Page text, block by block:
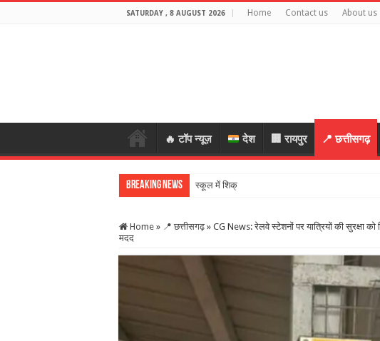
SATURDAY , 8 AUGUST 2026 Home Contact us About us
🔥 टॉप न्यूज़ देश 🏢 रायपुर 📍 छत्तीसगढ़
Breaking News स्कूल में शिक्षकों की शराब पार्टी का
Home » 📍 छत्तीसगढ़ » CG News: रेलवे स्टेशनों पर यात्रियों की सुरक्षा
मदद